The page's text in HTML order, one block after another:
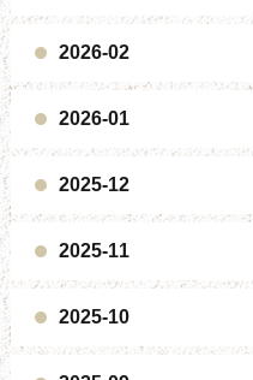
2026-02
2026-01
2025-12
2025-11
2025-10